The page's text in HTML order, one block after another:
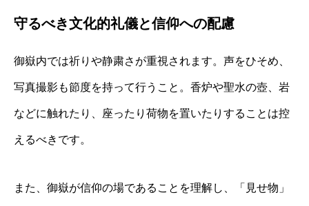
守るべき文化的礼儀と信仰への配慮
御嶽内では祈りや静粛さが重視されます。声をひそめ、
写真撮影も節度を持って行うこと。香炉や聖水の壺、岩
などに触れたり、座ったり荷物を置いたりすることは控
えるべきです。
また、御嶽が信仰の場であることを理解し、「見せ物」